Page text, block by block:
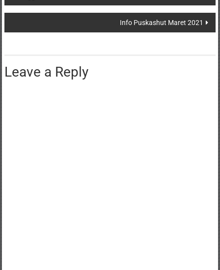
accurate information to a
local government to locate
Info Puskashut Maret 2021
Leave a Reply